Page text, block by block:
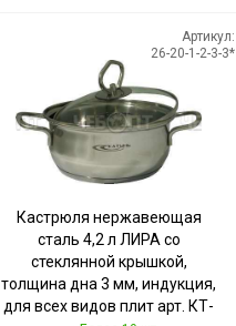
Артикул:
26-20-1-2-3-3*
Кастрюля нержавеющая
сталь 4,2 л ЛИРА со
стеклянной крышкой,
толщина дна 3 мм, индукция,
для всех видов плит арт. КТ-